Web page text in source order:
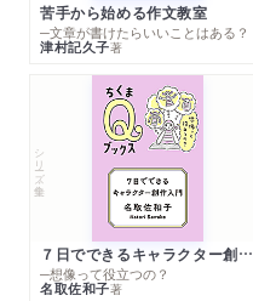
苦手から始める作文教室
─文章が書けたらいいことはある？
津村記久子著
シリーズ・全集
７日でできるキャラクター創作入門
─想像って役立つの？
名取佐和子著